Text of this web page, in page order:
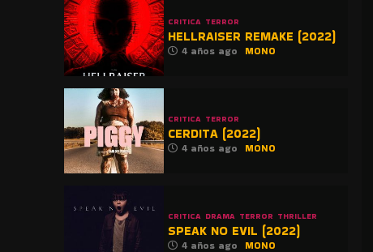
CRITICA TERROR
HELLRAISER REMAKE (2022)
4 años ago MONO
CRITICA TERROR
CERDITA (2022)
4 años ago MONO
CRITICA DRAMA TERROR THRILLER
SPEAK NO EVIL (2022)
4 años ago MONO